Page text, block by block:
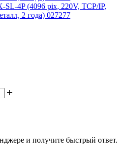
и получите быстрый ответ.